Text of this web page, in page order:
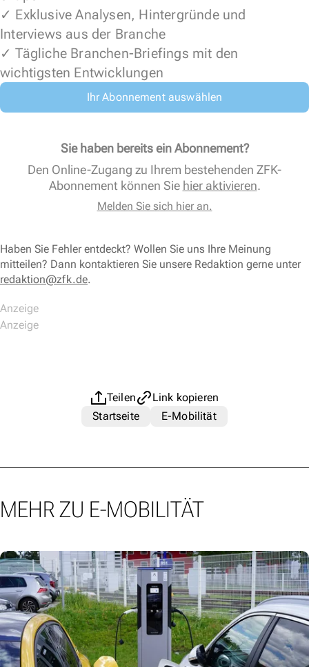
✓ Exklusive Analysen, Hintergründe und
Interviews aus der Branche
✓ Tägliche Branchen-Briefings mit den
wichtigsten Entwicklungen
Ihr Abonnement auswählen
Sie haben bereits ein Abonnement?
Den Online-Zugang zu Ihrem bestehenden ZFK-
Abonnement können Sie hier aktivieren.
Melden Sie sich hier an.
Haben Sie Fehler entdeckt? Wollen Sie uns Ihre Meinung
mitteilen? Dann kontaktieren Sie unsere Redaktion gerne unter
redaktion@zfk.de.
Teilen
Link kopieren
Startseite
E-Mobilität
MEHR ZU E-MOBILITÄT